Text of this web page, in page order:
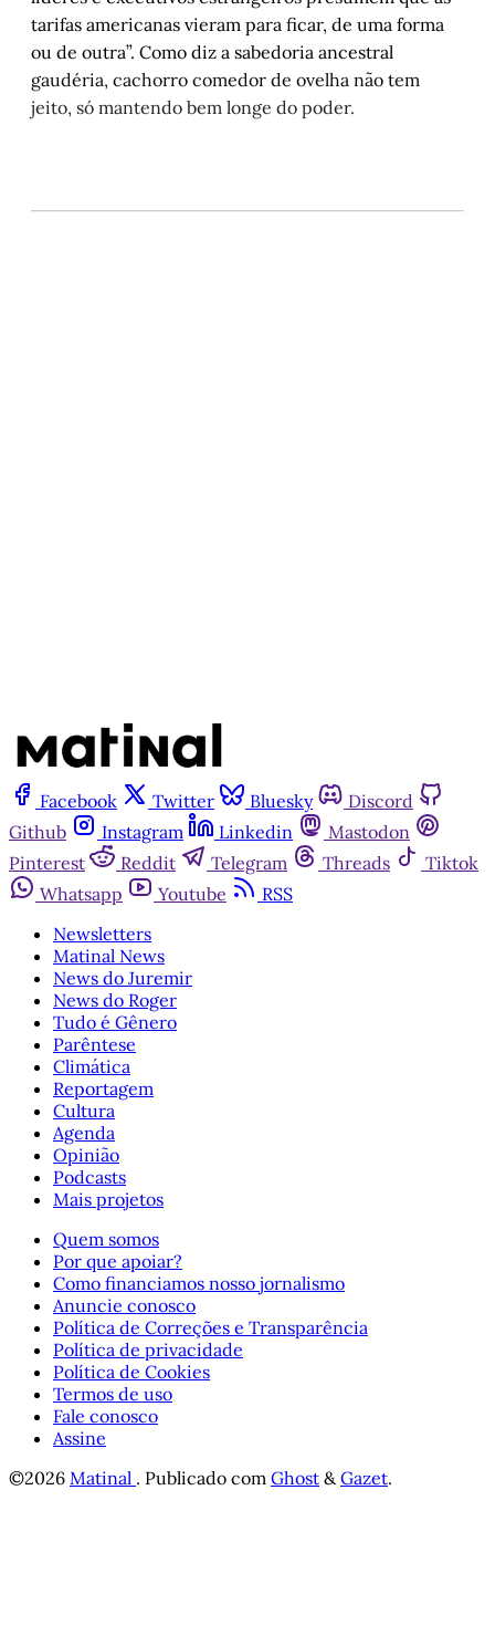
tarifas americanas vieram para ficar, de uma forma
ou de outra”. Como diz a sabedoria ancestral
gaudéria, cachorro comedor de ovelha não tem
jeito, só mantendo bem longe do poder.
Facebook Twitter Bluesky
Discord
Github
Instagram Linkedin
Mastodon
Pinterest
Reddit Telegram Threads
Tiktok
Whatsapp
Youtube
RSS
Newsletters
Matinal News
News do Juremir
News do Roger
Tudo é Gênero
Parêntese
Climática
Reportagem
Cultura
Agenda
Opinião
Podcasts
Mais projetos
Quem somos
Por que apoiar?
Como financiamos nosso jornalismo
Anuncie conosco
Política de Correções e Transparência
Política de privacidade
Política de Cookies
Termos de uso
Fale conosco
Assine
©2026 Matinal . Publicado com Ghost & Gazet.